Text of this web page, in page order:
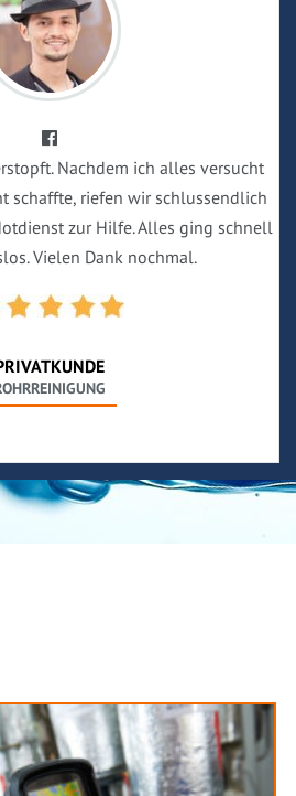
Nachdem ich alles versucht
schaffte, riefen wir schlussendlich
zur Hilfe. Alles ging schnell
Vielen Dank nochmal.